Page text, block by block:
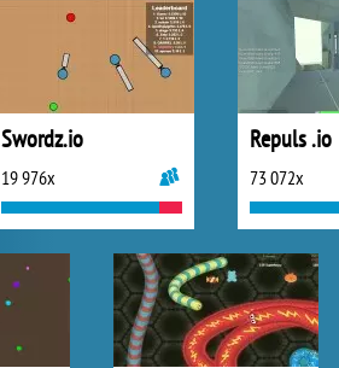
Swordz.io
19 976x
Repuls .io
73 072x